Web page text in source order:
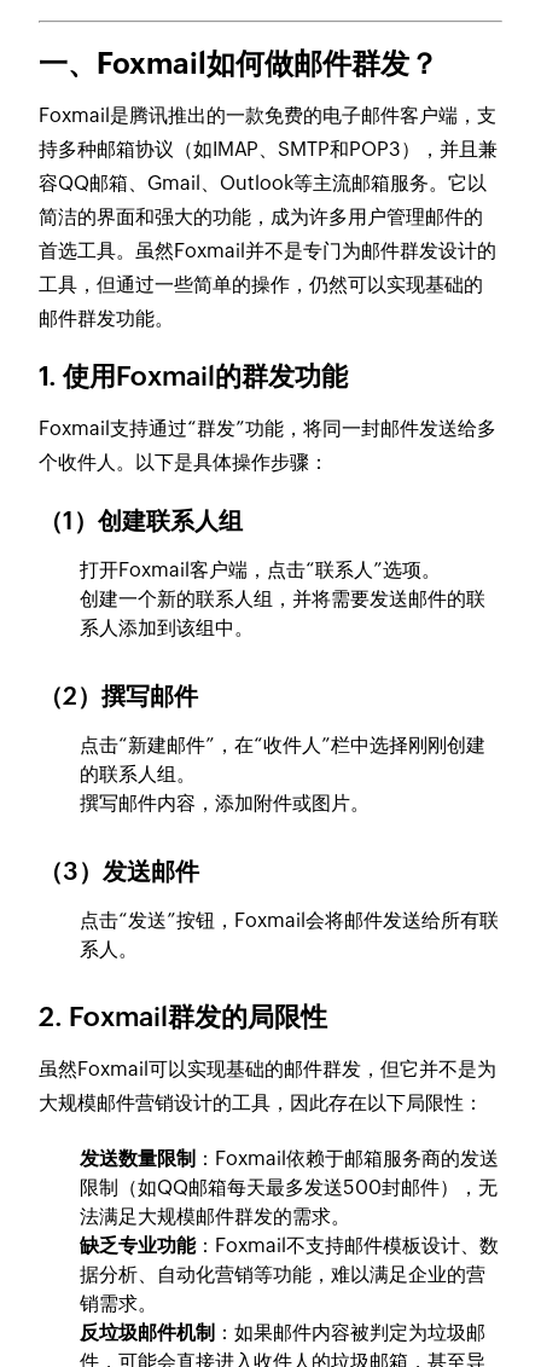
一、Foxmail如何做邮件群发？
Foxmail是腾讯推出的一款免费的电子邮件客户端，支
持多种邮箱协议（如IMAP、SMTP和POP3），并且兼
容QQ邮箱、Gmail、Outlook等主流邮箱服务。它以
简洁的界面和强大的功能，成为许多用户管理邮件的
首选工具。虽然Foxmail并不是专门为邮件群发设计的
工具，但通过一些简单的操作，仍然可以实现基础的
邮件群发功能。
1. 使用Foxmail的群发功能
Foxmail支持通过“群发”功能，将同一封邮件发送给多
个收件人。以下是具体操作步骤：
（1）创建联系人组
打开Foxmail客户端，点击“联系人”选项。
创建一个新的联系人组，并将需要发送邮件的联
系人添加到该组中。
（2）撰写邮件
点击“新建邮件”，在“收件人”栏中选择刚刚创建
的联系人组。
撰写邮件内容，添加附件或图片。
（3）发送邮件
点击“发送”按钮，Foxmail会将邮件发送给所有联
系人。
2. Foxmail群发的局限性
虽然Foxmail可以实现基础的邮件群发，但它并不是为
大规模邮件营销设计的工具，因此存在以下局限性：
发送数量限制 ：Foxmail依赖于邮箱服务商的发送
限制（如QQ邮箱每天最多发送500封邮件），无
法满足大规模邮件群发的需求。
缺乏专业功能：Foxmail不支持邮件模板设计、数
据分析、自动化营销等功能，难以满足企业的营
销需求。
反垃圾邮件机制 ：如果邮件内容被判定为垃圾邮
件，可能会直接进入收件人的垃圾邮箱，甚至导